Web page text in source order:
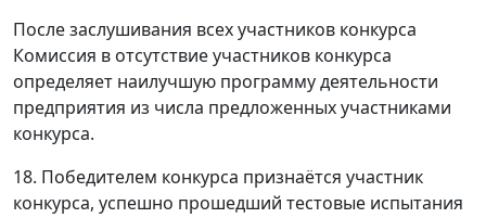
После заслушивания всех участников конкурса
Комиссия в отсутствие участников конкурса
определяет наилучшую программу деятельности
предприятия из числа предложенных участниками
конкурса.
18. Победителем конкурса признаётся участник
конкурса, успешно прошедший тестовые испытания